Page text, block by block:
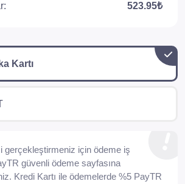
523.95₺
Kartı
gerçekleştirmeniz için ödeme iş
güvenli ödeme sayfasına
Kredi Kartı ile ödemelerde %5 PayTR